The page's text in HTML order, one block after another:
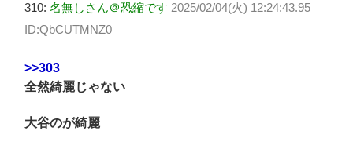
310: 名無しさん＠恐縮です 2025/02/04(火) 12:24:43.95
ID:QbCUTMNZ0
>>303
全然綺麗じゃない
大谷のが綺麗